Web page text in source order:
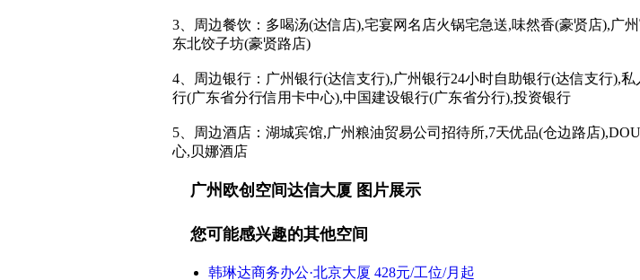
3、周边餐饮：多喝汤(达信店),宅宴网名店火锅宅急送,味然香(豪贤店),广
东北饺子坊(豪贤路店)
4、周边银行：广州银行(达信支行),广州银行24小时自助银行(达信支行),
行(广东省分行信用卡中心),中国建设银行(广东省分行),投资银行
5、周边酒店：湖城宾馆,广州粮油贸易公司招待所,7天优品(仓边路店
心,贝娜酒店
广州欧创空间达信大厦 图片展示
您可能感兴趣的其他空间
韩琳达商务办公·北京大厦 428元/工位/月起